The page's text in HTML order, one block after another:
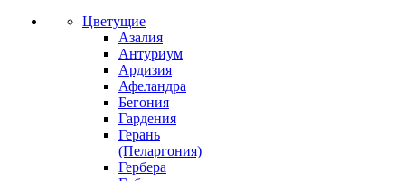
Цветущие
Азалия
Антуриум
Ардизия
Афеландра
Бегония
Гардения
Герань
(Пеларгония)
Гербера